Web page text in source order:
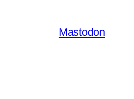
Mastodon